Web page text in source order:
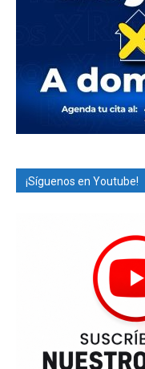
¡Síguenos en Youtube!